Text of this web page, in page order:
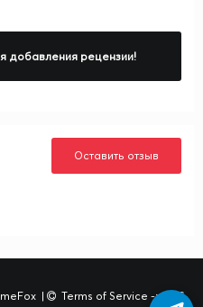
добавления рецензии!
Оставить отзыв
| Terms of Service -> TOS